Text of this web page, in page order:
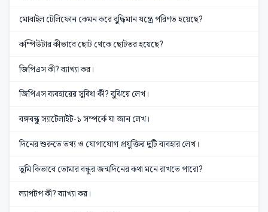
মোবাইল টেলিফোন কেমন করে বুদ্ধিমান যন্ত্রে পরিণত হয়েছে?
কম্পিউটার কীভাবে ছোট থেকে ছোটতর হয়েছে?
জিপিএস কী? ব্যাখ্যা কর।
জিপিএস ব্যবহারের সুবিধা কী? বুঝিয়ে লেখ।
বঙ্গবন্ধু স্যাটেলাইট-১ সম্পর্কে যা জান লেখ।
দিনের শুরুতে তথ্য ও যোগাযোগ প্রযুক্তির দুটি ব্যবহার লেখ।
তুমি কিভাবে তোমার বন্ধুর জন্মদিনের কথা মনে রাখতে পারো?
ল্যাপটপ কী? ব্যাখ্যা কর।